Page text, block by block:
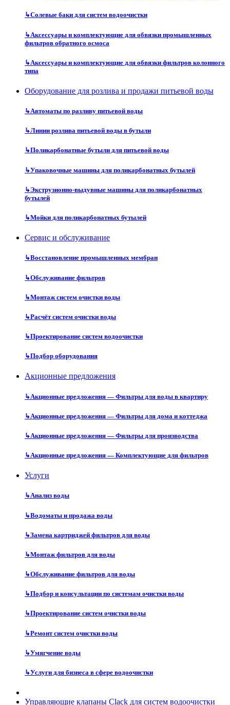
↳Солевые баки для систем водоочистки
↳Аксессуары и комплектующие для обвязки промышленных
фильтров обратного осмоса
↳Аксессуары и комплектующие для обвязки фильтров колонного
типа
Оборудование для розлива и продажи питьевой воды
↳Автоматы по разливу питьевой воды
↳Линии розлива питьевой воды в бутыли
↳Поликарбонатные бутыли для питьевой воды
↳Упаковочные машины для поликарбонатных бутылей
↳Экструзионно-выдувные машины для поликарбонатных
бутылей
↳Мойки для поликарбонатных бутылей
Сервис и обслуживание
↳Восстановление промышленных мембран
↳Обслуживание фильтров
↳Монтаж систем очистки воды
↳Расчёт систем очистки воды
↳Проектирование систем водоочистки
↳Подбор оборудования
Акционные предложения
↳Акционные предложения — Фильтры для воды в квартиру
↳Акционные предложения — Фильтры для дома и коттеджа
↳Акционные предложения — Фильтры для производства
↳Акционные предложения — Комплектующие для фильтров
Услуги
↳Анализ воды
↳Водоматы и продажа воды
↳Замена картриджей фильтров для воды
↳Монтаж фильтров для воды
↳Обслуживание фильтров для воды
↳Подбор и консультации по системам очистки воды
↳Проектирование систем очистки воды
↳Ремонт систем очистки воды
↳Умягчение воды
↳Услуги для бизнеса в сфере водоочистки
Управляющие клапаны Clack для систем водоочистки